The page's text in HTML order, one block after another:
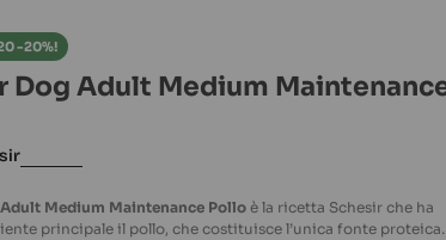
1 in modalità modale Apri supporto 2 in
-20%!
Dog Adult Medium
Medium Maintenance Pollo è la ricetta Schesir che ha
principale il pollo, che costituisce l’unica fonte proteica